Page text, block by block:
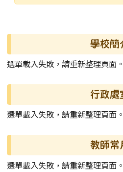
左邊區域內容 學校簡
選單載入失敗，請重新整理頁面。
行政處
選單載入失敗，請重新整理頁面。
教師常
選單載入失敗，請重新整理頁面。